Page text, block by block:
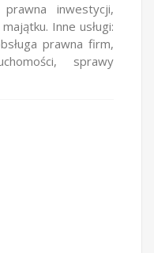
inwestycji,
Inne usługi:
prawna firm,
sprawy